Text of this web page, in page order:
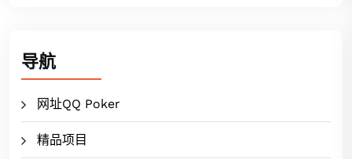
导航
网址QQ Poker
精品项目